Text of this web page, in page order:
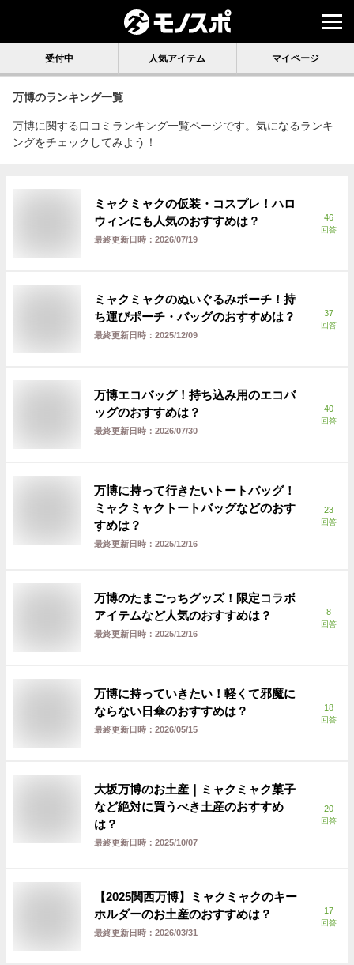
受付中 人気アイテム マイページ
万博のランキング一覧
万博に関する口コミランキング一覧ページです。気になるランキ
ングをチェックしてみよう！
ミャクミャクの仮装・コスプレ！ハロ
ウィンにも人気のおすすめは？
最終更新日時： 2026/07/19
46
回答
ミャクミャクのぬいぐるみポーチ！持
ち運びポーチ・バッグのおすすめは？
最終更新日時： 2025/12/09
37
回答
万博エコバッグ！持ち込み用のエコバ
ッグのおすすめは？
最終更新日時： 2026/07/30
40
回答
万博に持って行きたいトートバッグ！
ミャクミャクトートバッグなどのおす
すめは？
最終更新日時： 2025/12/16
23
回答
万博のたまごっちグッズ！限定コラボ
アイテムなど人気のおすすめは？
最終更新日時： 2025/12/16
8
回答
万博に持っていきたい！軽くて邪魔に
ならない日傘のおすすめは？
最終更新日時： 2026/05/15
18
回答
大坂万博のお土産｜ミャクミャク菓子
など絶対に買うべき土産のおすすめ
は？
最終更新日時： 2025/10/07
20
回答
【2025関西万博】ミャクミャクのキー
ホルダーのお土産のおすすめは？
最終更新日時： 2026/03/31
17
回答